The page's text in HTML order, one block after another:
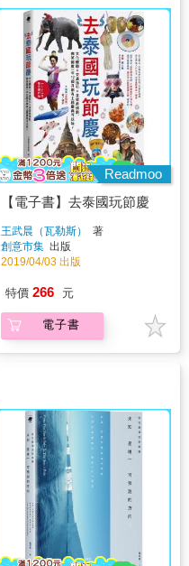
Readmoo
【電子書】去泰國玩節慶
王武晨（瓦勒斯）
著
創意市集 出版
2019/04/03 出版
特價 266 元
電子書